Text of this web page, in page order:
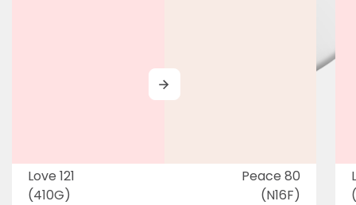
Love 121
(410G)
Peace 80
(N16F)
MORE